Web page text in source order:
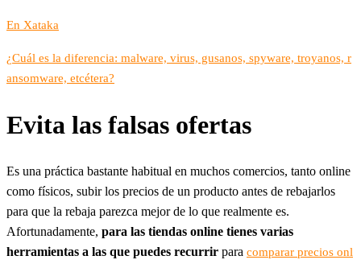
En Xataka
¿Cuál es la diferencia: malware, virus, gusanos, spyware, troyanos, r
ansomware, etcétera?
Evita las falsas ofertas
Es una práctica bastante habitual en muchos comercios, tanto online
como físicos, subir los precios de un producto antes de rebajarlos
para que la rebaja parezca mejor de lo que realmente es.
Afortunadamente, para las tiendas online tienes varias
herramientas a las que puedes recurrir para comparar precios onl